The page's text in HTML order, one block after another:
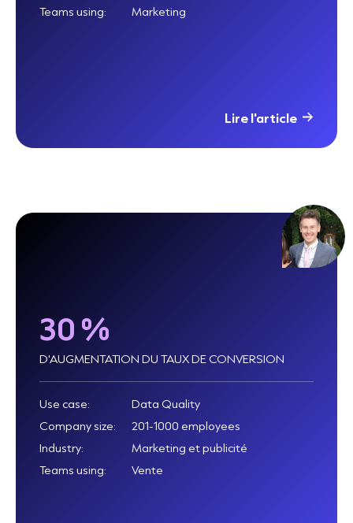
Teams using: Marketing
Lire l'article
30 %
D'AUGMENTATION DU TAUX DE CONVERSION
Use case:
Data Quality
Company size:
201-1000 employees
Industry:
Marketing et publicité
Teams using:
Vente